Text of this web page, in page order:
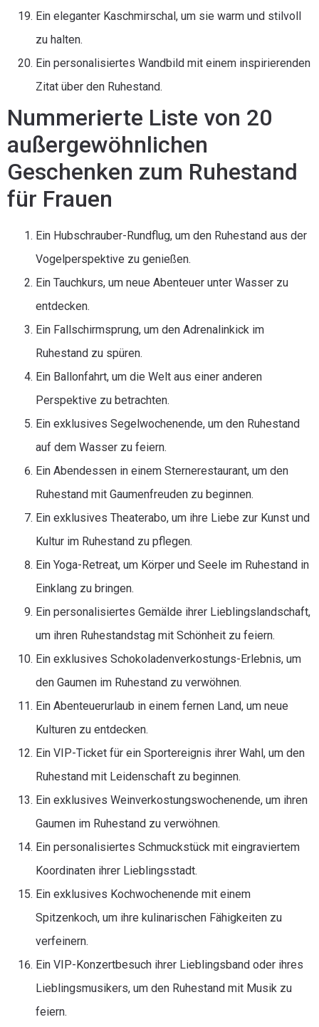
Ein eleganter Kaschmirschal, um sie warm und stilvoll
zu halten.
Ein personalisiertes Wandbild mit einem inspirierenden
Zitat über den Ruhestand.
Nummerierte Liste von 20
außergewöhnlichen
Geschenken zum Ruhestand
für Frauen
Ein Hubschrauber-Rundflug, um den Ruhestand aus der
Vogelperspektive zu genießen.
Ein Tauchkurs, um neue Abenteuer unter Wasser zu
entdecken.
Ein Fallschirmsprung, um den Adrenalinkick im
Ruhestand zu spüren.
Ein Ballonfahrt, um die Welt aus einer anderen
Perspektive zu betrachten.
Ein exklusives Segelwochenende, um den Ruhestand
auf dem Wasser zu feiern.
Ein Abendessen in einem Sternerestaurant, um den
Ruhestand mit Gaumenfreuden zu beginnen.
Ein exklusives Theaterabo, um ihre Liebe zur Kunst und
Kultur im Ruhestand zu pflegen.
Ein Yoga-Retreat, um Körper und Seele im Ruhestand in
Einklang zu bringen.
Ein personalisiertes Gemälde ihrer Lieblingslandschaft,
um ihren Ruhestandstag mit Schönheit zu feiern.
Ein exklusives Schokoladenverkostungs-Erlebnis, um
den Gaumen im Ruhestand zu verwöhnen.
Ein Abenteuerurlaub in einem fernen Land, um neue
Kulturen zu entdecken.
Ein VIP-Ticket für ein Sportereignis ihrer Wahl, um den
Ruhestand mit Leidenschaft zu beginnen.
Ein exklusives Weinverkostungswochenende, um ihren
Gaumen im Ruhestand zu verwöhnen.
Ein personalisiertes Schmuckstück mit eingraviertem
Koordinaten ihrer Lieblingsstadt.
Ein exklusives Kochwochenende mit einem
Spitzenkoch, um ihre kulinarischen Fähigkeiten zu
verfeinern.
Ein VIP-Konzertbesuch ihrer Lieblingsband oder ihres
Lieblingsmusikers, um den Ruhestand mit Musik zu
feiern.